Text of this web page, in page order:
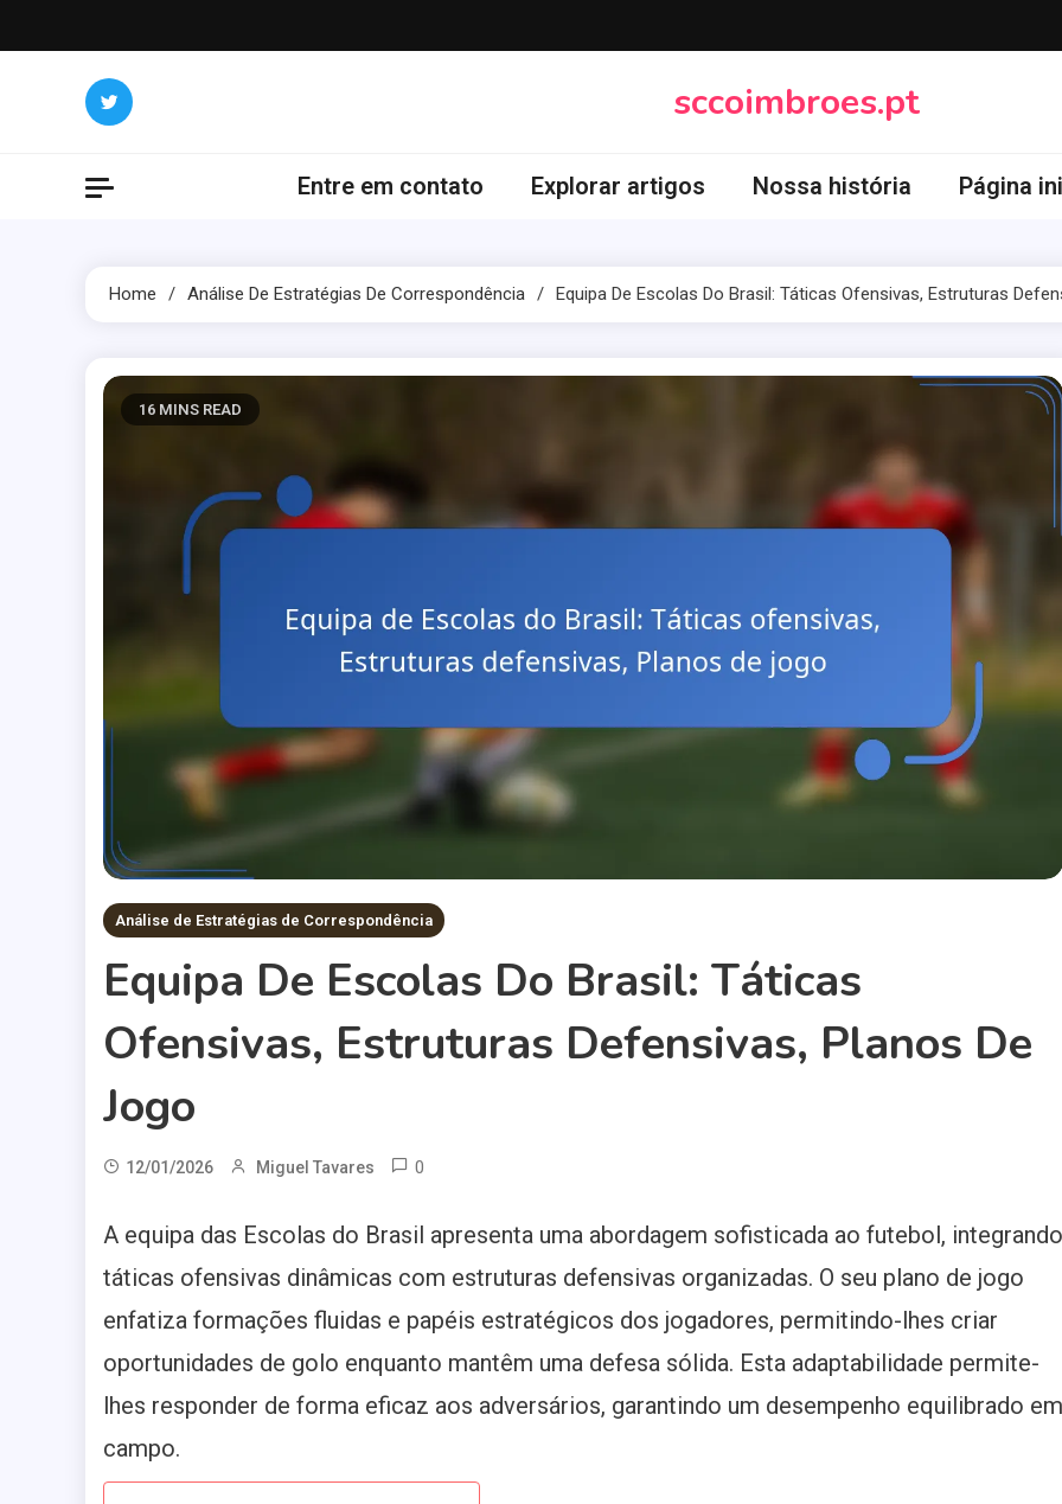
to
sccoimbroes.pt
Entre em contato Explorar artigos Nossa história Página
Home Análise De Estratégias De Correspondência Equipa De Escolas Do Brasil: Táticas Ofensivas, Estruturas
16 MINS READ
Análise de Estratégias de Correspondência
Equipa De Escolas Do Brasil: Táticas
Ofensivas, Estruturas Defensivas, Planos De
Jogo
12/01/2026 Miguel Tavares 0
A equipa das Escolas do Brasil apresenta uma abordagem sofisticada ao futebol, integrando
táticas ofensivas dinâmicas com estruturas defensivas organizadas. O seu plano de jogo
enfatiza formações fluidas e papéis estratégicos dos jogadores, permitindo-lhes criar
oportunidades de golo enquanto mantêm uma defesa sólida. Esta adaptabilidade permite-
lhes responder de forma eficaz aos adversários, garantindo um desempenho equilibrado em
campo.